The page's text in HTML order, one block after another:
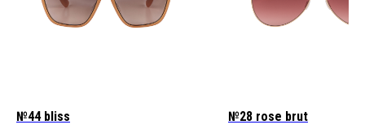
№44 bliss
№28 rose brut